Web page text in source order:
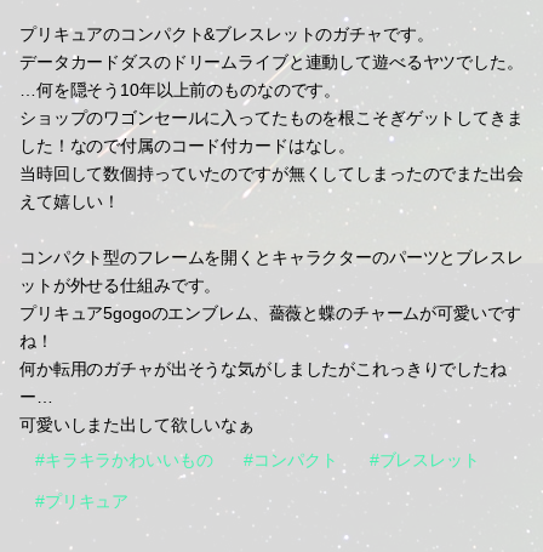
プリキュアのコンパクト&ブレスレットのガチャです。
データカードダスのドリームライブと連動して遊べるヤツでした。
…何を隠そう10年以上前のものなのです。
ショップのワゴンセールに入ってたものを根こそぎゲットしてきま
した！なので付属のコード付カードはなし。
当時回して数個持っていたのですが無くしてしまったのでまた出会
えて嬉しい！
コンパクト型のフレームを開くとキャラクターのパーツとブレスレ
ットが外せる仕組みです。
プリキュア5gogoのエンブレム、薔薇と蝶のチャームが可愛いです
ね！
何か転用のガチャが出そうな気がしましたがこれっきりでしたね
ー…
可愛いしまた出して欲しいなぁ
#キラキラかわいいもの
#コンパクト #ブレスレット
#プリキュア